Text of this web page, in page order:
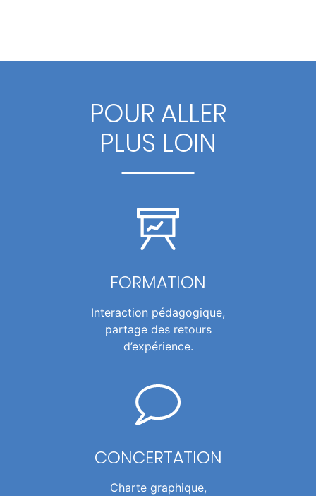
POUR ALLER
PLUS LOIN
FORMATION
Interaction pédagogique,
partage des retours
d’expérience.
CONCERTATION
Charte graphique,